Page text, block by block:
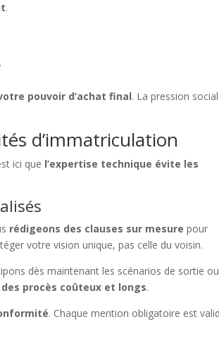
.
pouvoir d’achat final. La pression
d’immatriculation
ici que l’expertise technique évite les
rédigeons des clauses sur mesure pour
votre vision unique, pas celle du voisin.
dès maintenant les scénarios de sortie
procès coûteux et longs.
. Chaque mention obligatoire est